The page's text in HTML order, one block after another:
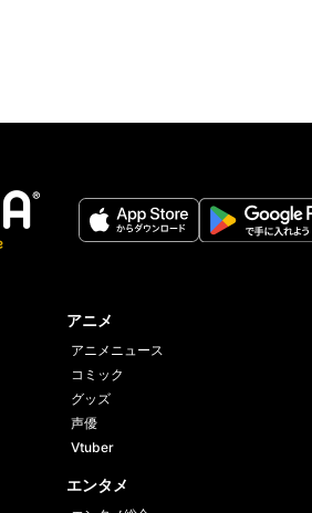
アニメ
アニメニュース
コミック
グッズ
声優
Vtuber
エンタメ